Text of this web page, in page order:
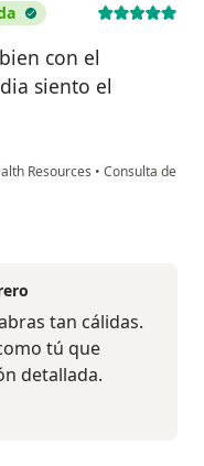
con el
siento el
Resources • Consulta de
tan cálidas.
tú que
detallada.